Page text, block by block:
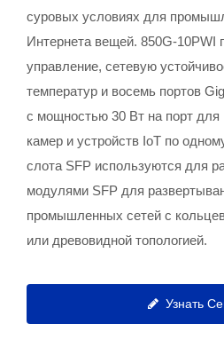
суровых условиях для
Интернета вещей. 850G-10PWI
управление, сетевую
температур и восемь портов
с мощностью 30 Вт на порт для
камер и устройств IoT по
слота SFP используются для
модулями SFP для
промышленных сетей с
или древовидной топологией.
Узнать